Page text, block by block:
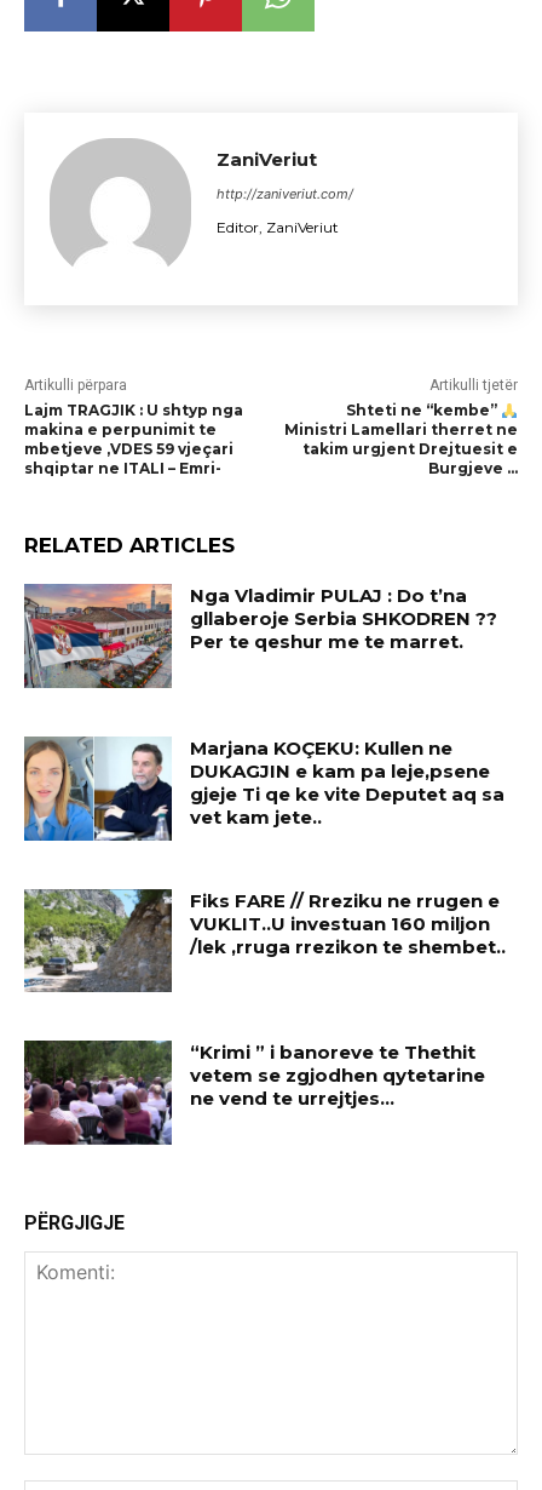
ZaniVeriut
http://zaniveriut.com/
Editor, ZaniVeriut
Artikulli përpara
Lajm TRAGJIK : U shtyp nga
makina e perpunimit te
mbetjeve ,VDES 59 vjeçari
shqiptar ne ITALI – Emri-
Artikulli tjetër
Shteti ne “kembe”
Ministri Lamellari therret ne
takim urgjent Drejtuesit e
Burgjeve …
RELATED ARTICLES
Nga Vladimir PULAJ : Do t’na
gllaberoje Serbia SHKODREN ??
Per te qeshur me te marret.
Marjana KOÇEKU: Kullen ne
DUKAGJIN e kam pa leje,psene
gjeje Ti qe ke vite Deputet aq sa
vet kam jete..
Fiks FARE // Rreziku ne rrugen e
VUKLIT..U investuan 160 miljon
/lek ,rruga rrezikon te shembet..
“Krimi ” i banoreve te Thethit
vetem se zgjodhen qytetarine
ne vend te urrejtjes…
PËRGJIGJE